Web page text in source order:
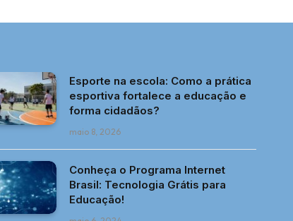
Esporte na escola: Como a prática
esportiva fortalece a educação e
forma cidadãos?
maio 8, 2026
Conheça o Programa Internet
Brasil: Tecnologia Grátis para
Educação!